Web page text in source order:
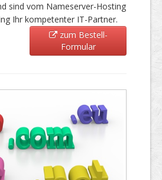
sind vom Nameserver-Hosting
Ihr kompetenter IT-Partner.
zum Bestell-
Formular